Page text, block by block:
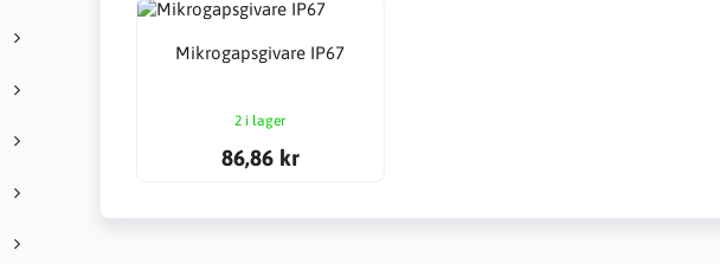
Mikrogapsgivare IP67
2 i lager
86,86 kr